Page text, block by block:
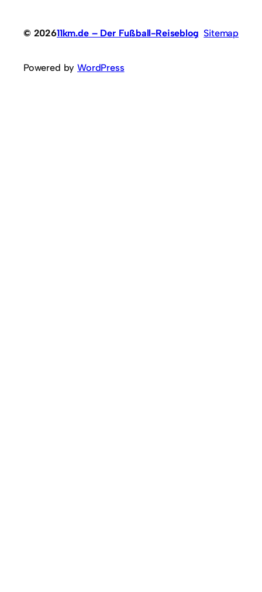
© 202611km.de – Der Fußball-Reiseblog Sitemap
Powered byWordPress